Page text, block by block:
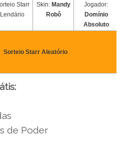
Starr
Lendário
Skin: Mandy
Robô
Jogador:
Domínio
Absoluto
Sorteio Starr Aleatório
de Poder